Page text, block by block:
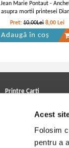
Acest
Folosim
pentru a
Jean Marie Pontaut -
asupra mortii printesei
Pret: 10,00Lei 8,00 Lei
Adaugă în coș
Printre Carti